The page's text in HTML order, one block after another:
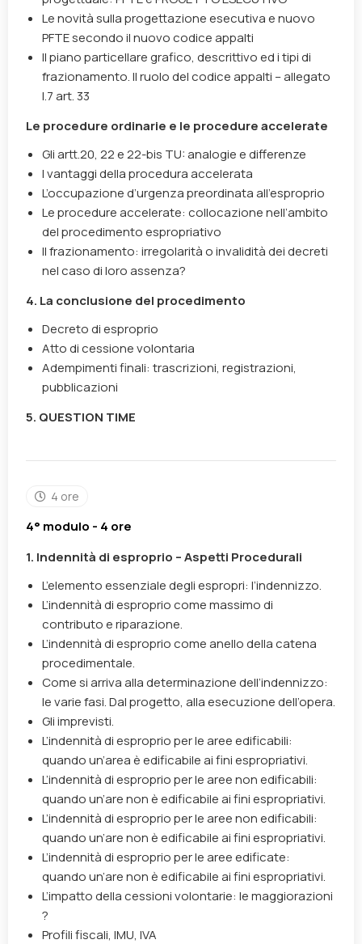
Le novità sulla progettazione esecutiva e nuovo
PFTE secondo il nuovo codice appalti
Il piano particellare grafico, descrittivo ed i tipi di
frazionamento. Il ruolo del codice appalti – allegato
I.7 art. 33
Le procedure ordinarie e le procedure accelerate
Gli artt.20, 22 e 22-bis TU: analogie e differenze
I vantaggi della procedura accelerata
L’occupazione d’urgenza preordinata all’esproprio
Le procedure accelerate: collocazione nell’ambito
del procedimento espropriativo
Il frazionamento: irregolarità o invalidità dei decreti
nel caso di loro assenza?
4. La conclusione del procedimento
Decreto di esproprio
Atto di cessione volontaria
Adempimenti finali: trascrizioni, registrazioni,
pubblicazioni
5. QUESTION TIME
4 ore
4° modulo - 4 ore
1. Indennità di esproprio – Aspetti Procedurali
L’elemento essenziale degli espropri: l’indennizzo.
L’indennità di esproprio come massimo di
contributo e riparazione.
L’indennità di esproprio come anello della catena
procedimentale.
Come si arriva alla determinazione dell’indennizzo:
le varie fasi. Dal progetto, alla esecuzione dell’opera.
Gli imprevisti.
L’indennità di esproprio per le aree edificabili:
quando un’area è edificabile ai fini espropriativi.
L’indennità di esproprio per le aree non edificabili:
quando un’are non è edificabile ai fini espropriativi.
L’indennità di esproprio per le aree non edificabili:
quando un’are non è edificabile ai fini espropriativi.
L’indennità di esproprio per le aree edificate:
quando un’are non è edificabile ai fini espropriativi.
L’impatto della cessioni volontarie: le maggiorazioni
?
Profili fiscali, IMU, IVA